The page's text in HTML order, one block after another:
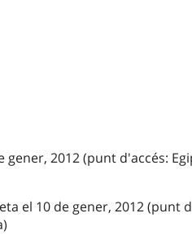
gener, 2012 (punt d'accés:
el 10 de gener, 2012 (punt